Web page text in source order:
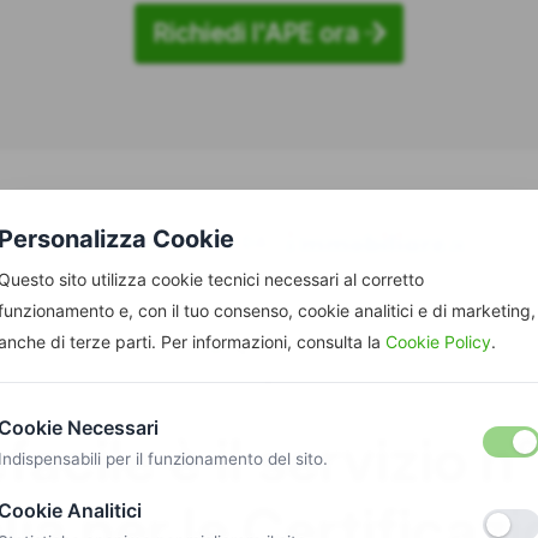
Richiedi l'APE ora
CONSIGLIATO DA
è il servizio
Personalizza Cookie
Questo sito utilizza cookie tecnici necessari al corretto
e, con il tuo consenso, cookie analitici e di marketing,
di terze parti. Per informazioni, consulta la Cookie Policy.
Cookie Necessari
Indispensabili per il funzionamento del sito.
Cookie Analitici